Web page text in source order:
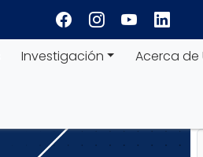
Investigación Acerca de